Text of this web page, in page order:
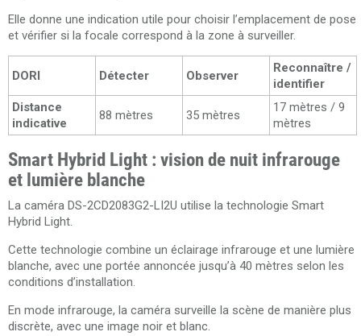
Elle donne une indication utile pour choisir l’emplacement de pose
et vérifier si la focale correspond à la zone à surveiller.
DORI Détecter Observer
Reconnaître /
identifier
Distance
indicative
88 mètres 35 mètres
17 mètres / 9
mètres
Smart Hybrid Light : vision de nuit infrarouge
et lumière blanche
La caméra DS-2CD2083G2-LI2U utilise la technologie Smart
Hybrid Light.
Cette technologie combine un éclairage infrarouge et une lumière
blanche, avec une portée annoncée jusqu’à 40 mètres selon les
conditions d’installation.
En mode infrarouge, la caméra surveille la scène de manière plus
discrète, avec une image noir et blanc.